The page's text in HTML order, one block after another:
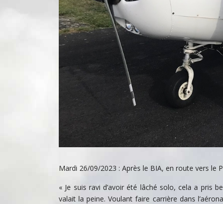
Mardi 26/09/2023 : Après le BIA, en route vers le
« Je suis ravi d’avoir été lâché solo, cela a pris
valait la peine. Voulant faire carrière dans